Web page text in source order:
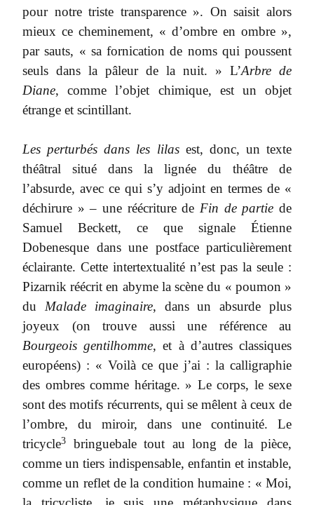
pour notre triste transparence ». On saisit alors
mieux ce cheminement, « d’ombre en ombre »,
par sauts, « sa fornication de noms qui poussent
seuls dans la pâleur de la nuit. » L’Arbre de
Diane, comme l’objet chimique, est un objet
étrange et scintillant.
Les perturbés dans les lilasest, donc, un texte
théâtral situé dans la lignée du théâtre de
l’absurde, avec ce qui s’y adjoint en termes de «
déchirure » ‒ une réécriture de Fin de partie de
Samuel Beckett, ce que signale Étienne
Dobenesque dans une postface particulièrement
éclairante. Cette intertextualité n’est pas la seule :
Pizarnik réécrit en abyme la scène du « poumon »
du Malade imaginaire, dans un absurde plus
joyeux (on trouve aussi une référence au
Bourgeois gentilhomme, et à d’autres classiques
européens) : « Voilà ce que j’ai : la calligraphie
des ombres comme héritage. » Le corps, le sexe
sont des motifs récurrents, qui se mêlent à ceux de
l’ombre, du miroir, dans une continuité. Le
tricycle3
bringuebale tout au long de la pièce,
comme un tiers indispensable, enfantin et instable,
comme un reflet de la condition humaine : « Moi,